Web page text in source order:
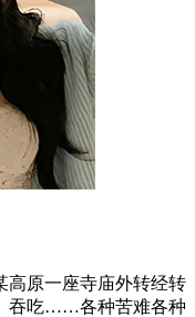
高原一座寺庙外转经转
吞吃……各种苦难各种